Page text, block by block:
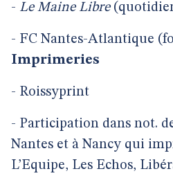
- Le Maine Libre
- FC Nantes-Atlantique
Imprimeries
- Roissyprint
- Participation dans not.
Nantes et à Nancy qui
L’Equipe, Les Echos,